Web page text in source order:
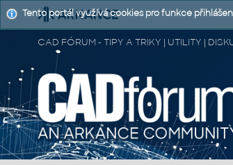
CAD FÓRUM - TIPY A TRIKY | UTILITY |
Tento portál využívá cookies pro funkce